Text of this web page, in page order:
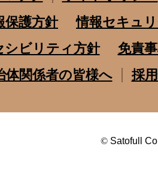
保護方針
情報セキュ
シビリティ方針
免責
体関係者の皆様へ
採
© Satofull